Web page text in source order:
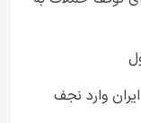
وارد نجف